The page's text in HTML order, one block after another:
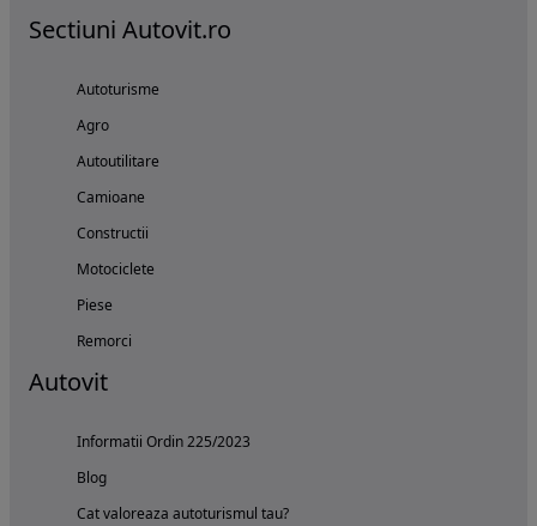
Sectiuni Autovit.ro
Autoturisme
Agro
Autoutilitare
Camioane
Constructii
Motociclete
Piese
Remorci
Autovit
Informatii Ordin 225/2023
Blog
Cat valoreaza autoturismul tau?